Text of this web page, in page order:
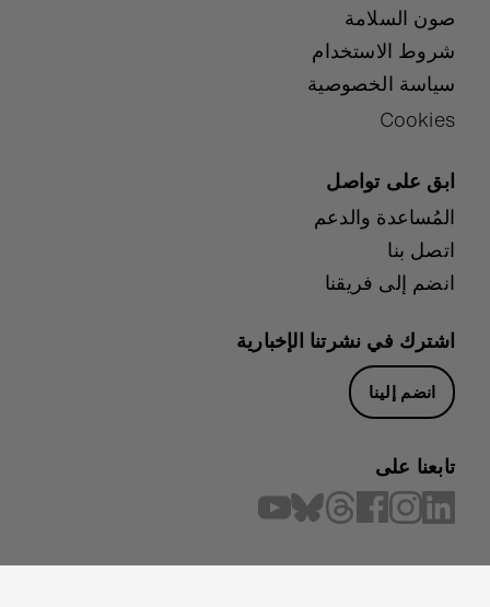
صون السلامة
شروط الاستخدام
سياسة الخصوصية
Cookies
ابق على تواصل
المُساعدة والدعم
اتصل بنا
انضم إلى فريقنا
اشترك في نشرتنا الإخبارية
انضم إلينا
تابعنا على